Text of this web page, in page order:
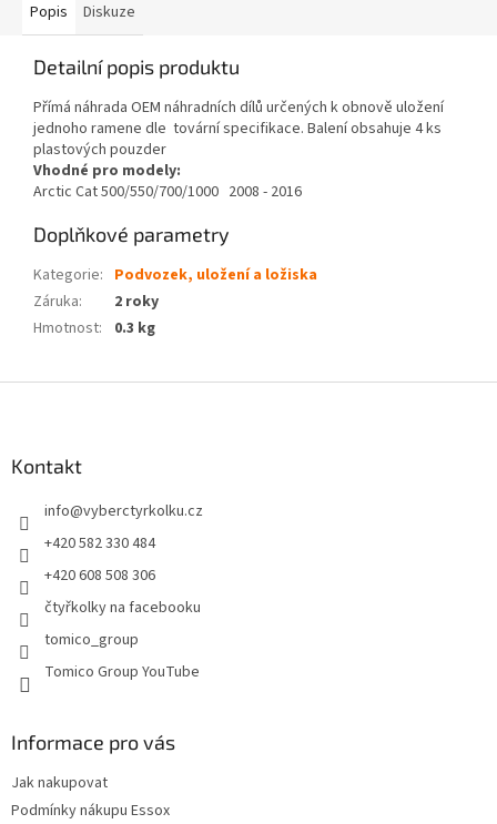
Popis Diskuze
Detailní popis produktu
Přímá náhrada OEM náhradních dílů určených k obnově uložení
jednoho ramene dle tovární specifikace. Balení obsahuje 4 ks
plastových pouzder
Vhodné pro modely:
Arctic Cat 500/550/700/1000 2008 - 2016
Doplňkové parametry
Kategorie: Podvozek, uložení a ložiska
Záruka:
2 roky
Hmotnost: 0.3 kg
Kontakt
info@vyberctyrkolku.cz
+420 582 330 484
+420 608 508 306
čtyřkolky na facebooku
tomico_group
Tomico Group YouTube
Informace pro vás
Jak nakupovat
Podmínky nákupu Essox